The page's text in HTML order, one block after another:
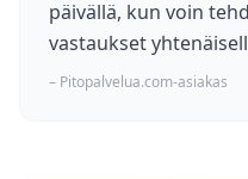
päivällä, kun voin
vastaukset
– Pitopalvelua.com-asiakas